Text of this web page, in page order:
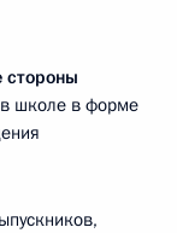
стороны
в школе в форме